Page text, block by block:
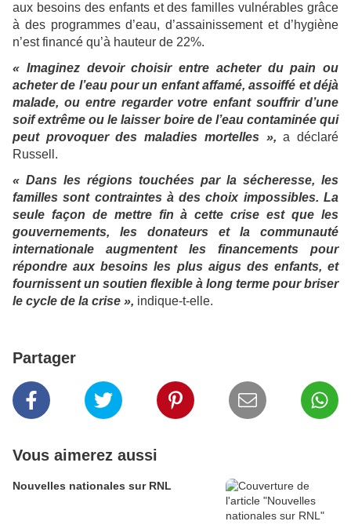
aux besoins des enfants et des familles vulnérables grâce
à des programmes d’eau, d’assainissement et d’hygiène
n’est financé qu’à hauteur de 22%.
« Imaginez devoir choisir entre acheter du pain ou
acheter de l’eau pour un enfant affamé, assoiffé et déjà
malade, ou entre regarder votre enfant souffrir d’une
soif extrême ou le laisser boire de l’eau contaminée qui
peut provoquer des maladies mortelles », a déclaré
Russell.
« Dans les régions touchées par la sécheresse, les
familles sont contraintes à des choix impossibles. La
seule façon de mettre fin à cette crise est que les
gouvernements, les donateurs et la communauté
internationale augmentent les financements pour
répondre aux besoins les plus aigus des enfants, et
fournissent un soutien flexible à long terme pour briser
le cycle de la crise », indique-t-elle.
Partager
Vous aimerez aussi
Nouvelles nationales sur RNL